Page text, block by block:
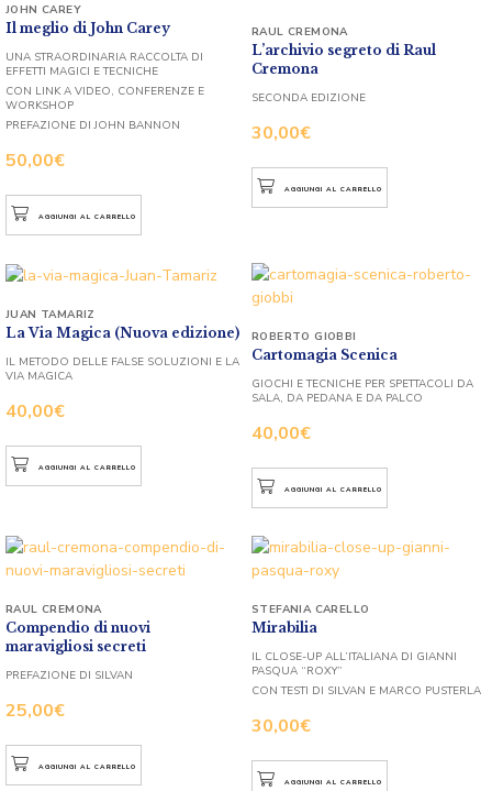
Il meglio di John Carey
50,00€
JOHN CAREY
UNA STRAORDINARIA RACCOLTA DI
EFFETTI MAGICI E TECNICHE
CON LINK A VIDEO, CONFERENZE E
WORKSHOP
PREFAZIONE DI JOHN BANNON
AGGIUNGI AL CARRELLO
L’archivio segreto di Raul
Cremona
30,00€
RAUL CREMONA
SECONDA EDIZIONE
AGGIUNGI AL CARRELLO
La Via Magica (Nuova edizione)
40,00€
JUAN TAMARIZ
IL METODO DELLE FALSE SOLUZIONI E LA
VIA MAGICA
AGGIUNGI AL CARRELLO
Cartomagia Scenica
40,00€
ROBERTO GIOBBI
GIOCHI E TECNICHE PER SPETTACOLI DA
SALA, DA PEDANA E DA PALCO
AGGIUNGI AL CARRELLO
Compendio di nuovi
maravigliosi secreti
25,00€
RAUL CREMONA
PREFAZIONE DI SILVAN
AGGIUNGI AL CARRELLO
Mirabilia
30,00€
STEFANIA CARELLO
IL CLOSE-UP ALL’ITALIANA DI GIANNI
PASQUA “ROXY”
CON TESTI DI SILVAN E MARCO PUSTERLA
AGGIUNGI AL CARRELLO